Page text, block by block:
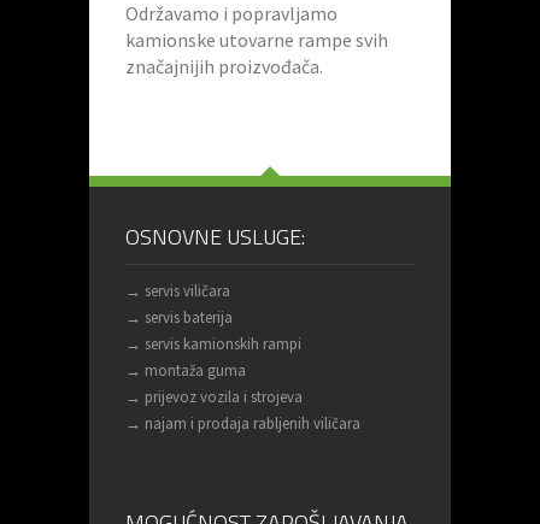
Održavamo i popravljamo
kamionske utovarne rampe svih
značajnijih proizvođača.
OSNOVNE USLUGE:
→ servis viličara
→ servis baterija
→ servis kamionskih rampi
→ montaža guma
→ prijevoz vozila i strojeva
→ najam i prodaja rabljenih viličara